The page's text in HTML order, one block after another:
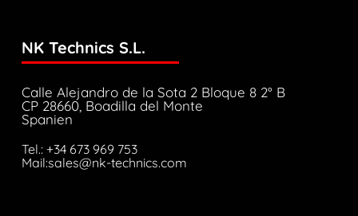
NK Technics S.L.
Calle Alejandro de la Sota 2 Bloque 8 2° B
CP 28660, Boadilla del Monte
Spanien
Tel.: +34 673 969 753
Mail:sales@nk-technics.com